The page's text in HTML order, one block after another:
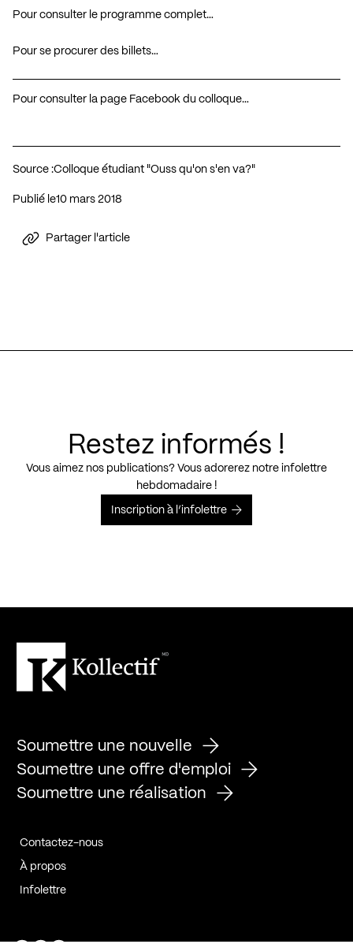
Pour consulter le programme complet…
Pour se procurer des billets…
Pour consulter la page Facebook du colloque…
Source :Colloque étudiant "Ouss qu'on s'en va?"
Publié le 10 mars 2018
Partager l'article
Restez informés !
Vous aimez nos publications? Vous adorerez notre infolettre
hebdomadaire !
Inscription à l’infolettre
Soumettre une nouvelle
Soumettre une offre d'emploi
Soumettre une réalisation
Contactez-nous
À propos
Infolettre